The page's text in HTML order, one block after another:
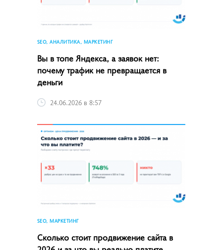
SEO, АНАЛИТИКА, МАРКЕТИНГ
Вы в топе Яндекса, а заявок нет:
почему трафик не превращается в
деньги
24.06.2026 в 8:57
SEO, МАРКЕТИНГ
Сколько стоит продвижение сайта в